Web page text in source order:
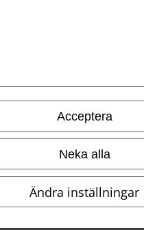
Acceptera
Neka alla
Ändra inställningar
moms.Fraktkostnad tillkommer.
Merchandising HGmbH